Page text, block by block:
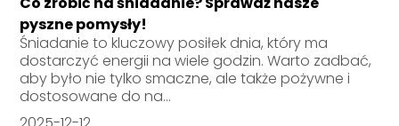
pyszne pomysły!
Śniadanie to kluczowy posiłek dnia, który ma
dostarczyć energii na wiele godzin. Warto zadbać,
aby było nie tylko smaczne, ale także pożywne i
dostosowane do na...